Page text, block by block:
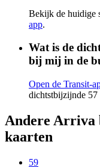
Bekijk de huidige
app.
Wat is de
bij mij in de
Open de Transit-
dichtstbijzijnde 57
Andere Arriva
kaarten
59